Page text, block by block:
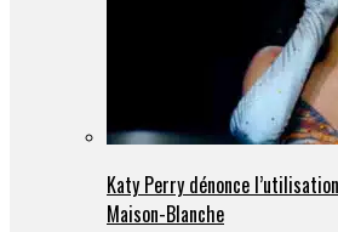
Katy Perry dénonce
Maison-Blanche